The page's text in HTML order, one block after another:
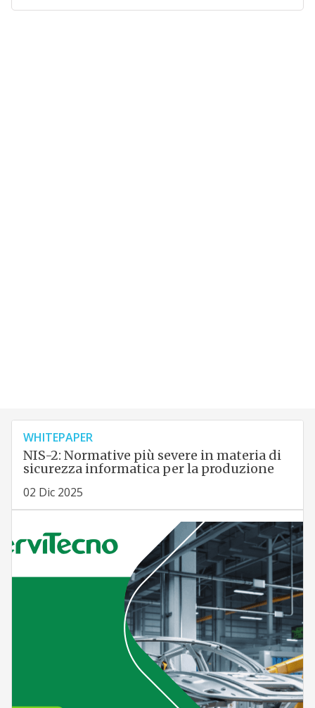
WHITEPAPER
NIS-2: Normative più severe in materia di
sicurezza informatica per la produzione
02 Dic 2025